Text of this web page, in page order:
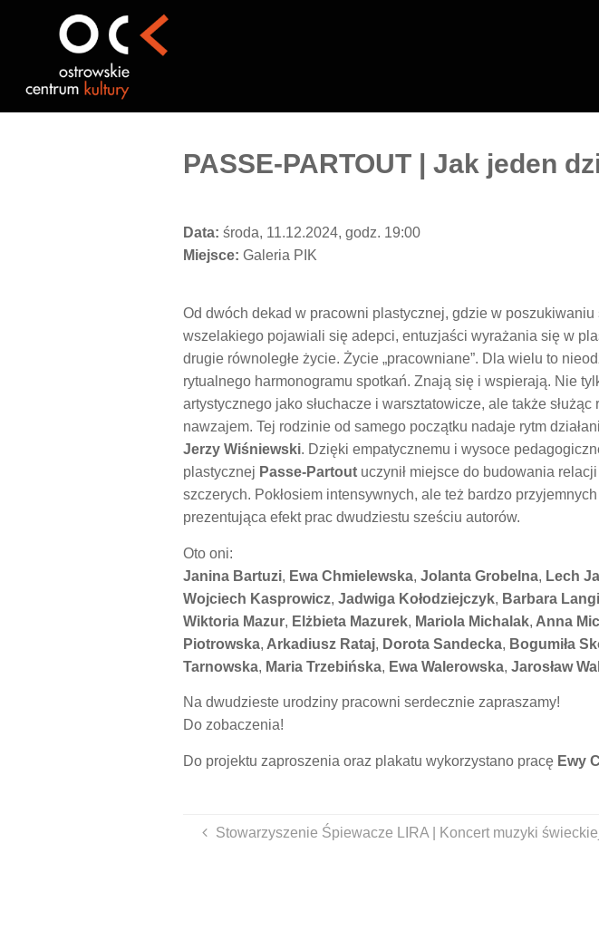
PASSE-PARTOUT | Jak jeden
Data: środa, 11.12.2024, godz. 19:00
Miejsce: Galeria PIK
Od dwóch dekad w pracowni plastycznej, gdzie w
wszelakiego pojawiali się adepci, entuzjaści wyrażania się w
drugie równoległe życie. Życie „pracowniane”. Dla wielu to
rytualnego harmonogramu spotkań. Znają się i wspierają. Nie
artystycznego jako słuchacze i warsztatowicze, ale także
nawzajem. Tej rodzinie od samego początku nadaje rytm
Jerzy Wiśniewski. Dzięki empatycznemu i wysoce
plastycznej Passe-Partoutuczynił miejsce do budowania
szczerych. Pokłosiem intensywnych, ale też bardzo
prezentująca efekt prac dwudziestu sześciu autorów.
Oto oni:
Janina Bartuzi, Ewa Chmielewska, Jolanta Grobelna, Lech
Wojciech Kasprowicz, Jadwiga Kołodziejczyk, Barbara
Wiktoria Mazur, Elżbieta Mazurek, Mariola Michalak, Anna
Piotrowska, Arkadiusz Rataj, Dorota Sandecka, Bogumiła
Tarnowska, Maria Trzebińska, Ewa Walerowska, Jarosław
Na dwudzieste urodziny pracowni serdecznie zapraszamy!
Do zobaczenia!
Do projektu zaproszenia oraz plakatu wykorzystano pracę Ewy
Stowarzyszenie Śpiewacze LIRA | Koncert muzyki